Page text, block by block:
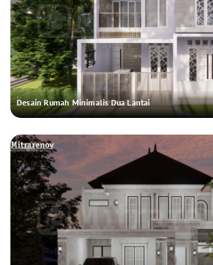
Desain Rumah Minimalis Dua Lantai